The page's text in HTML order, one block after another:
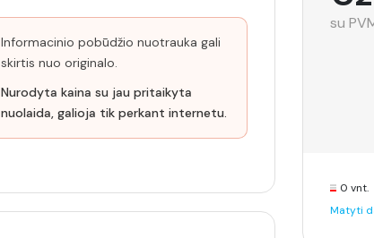
Informacinio pobūdžio nuotrauka gali
skirtis nuo originalo.
Nurodyta kaina su jau pritaikyta
nuolaida, galioja tik perkant internetu.
su
0 vnt.
Matyti